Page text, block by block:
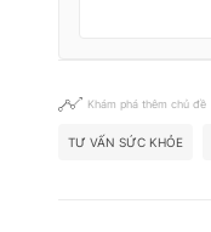
Khám phá thêm chủ đề
TƯ VẤN SỨC KHỎE